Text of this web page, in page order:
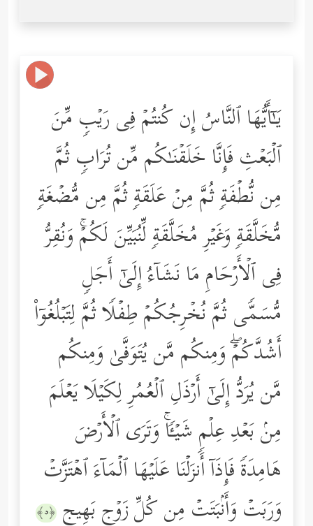
یَـٰۤأَیُّهَا ٱلنَّاسُ إِن كُنتُمۡ فِی رَیۡبࣲ مِّنَ
ٱلۡبَعۡثِ فَإِنَّا خَلَقۡنَـٰكُم مِّن تُرَابࣲ ثُمَّ
مِن نُّطۡفَةࣲ ثُمَّ مِنۡ عَلَقَةࣲ ثُمَّ مِن مُّضۡغَةࣲ
مُّخَلَّقَةࣲ وَغَیۡرِ مُخَلَّقَةࣲ لِّنُبَیِّنَ لَكُمۡۚ وَنُقِرُّ
فِی ٱلۡأَرۡحَامِ مَا نَشَاۤءُ إِلَىٰۤ أَجَلࣲ
مُّسَمࣰّى ثُمَّ نُخۡرِجُكُمۡ طِفۡلࣰا ثُمَّ لِتَبۡلُغُوۤاْ
أَشُدَّكُمۡۖ وَمِنكُم مَّن یُتَوَفَّىٰ وَمِنكُم
مَّن یُرَدُّ إِلَىٰۤ أَرۡذَلِ ٱلۡعُمُرِ لِكَیۡلَا یَعۡلَمَ
مِنۢ بَعۡدِ عِلۡمࣲ شَیۡـࣰٔاۚ وَتَرَى ٱلۡأَرۡضَ
هَامِدَةࣰ فَإِذَاۤ أَنزَلۡنَا عَلَیۡهَا ٱلۡمَاۤءَ ٱهۡتَزَّتۡ
وَرَبَتۡ وَأَنۢبَتَتۡ مِن كُلِّ زَوۡجِۭ بَهِیجࣲ ﴿٥﴾